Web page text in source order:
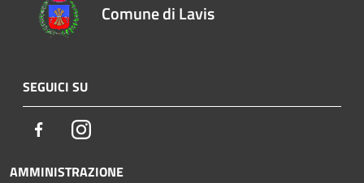
Comune di Lavis
SEGUICI SU
FacebookInstagram
AMMINISTRAZIONE